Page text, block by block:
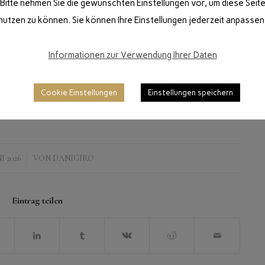
2026 VON DANIGIRO
Eintrag teilen
Bitte nehmen Sie die gewünschten Einstellungen vor, um diese Seite
zu können. Sie können Ihre Einstellungen jederzeit
Informationen zur Verwendung Ihrer Daten
Cookie Einstellungen Einstellungen speichern